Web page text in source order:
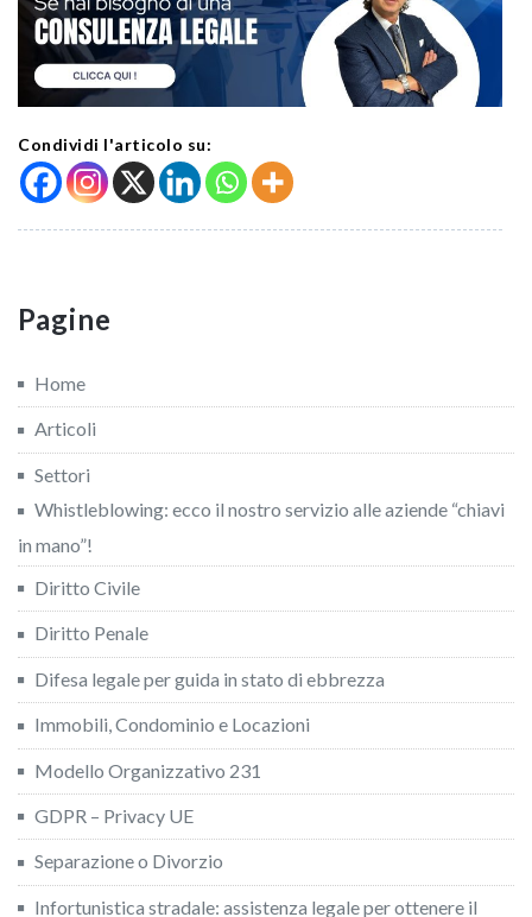
Condividi l'articolo su:
Pagine
Home
Articoli
Settori
Whistleblowing: ecco il nostro servizio alle aziende “chiavi
in mano”!
Diritto Civile
Diritto Penale
Difesa legale per guida in stato di ebbrezza
Immobili, Condominio e Locazioni
Modello Organizzativo 231
GDPR – Privacy UE
Separazione o Divorzio
Infortunistica stradale: assistenza legale per ottenere il